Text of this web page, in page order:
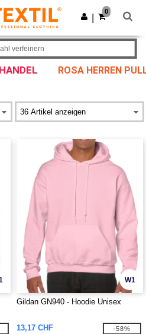
App!
App holen
0
ROSA HERREN
verfeinern
W1
Gildan GN940 - Hoodie Unisex
13,17 CHF -58%